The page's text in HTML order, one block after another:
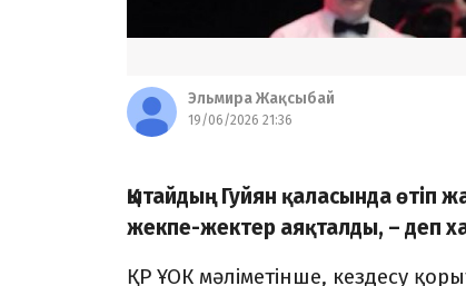
Эльмира Жақсыбай
19/06/2026 21:36
Қытайдың Гуйян қаласында өтіп
жекпе-жектер аяқталды, – деп
ҚР ҰОК мәліметінше, кездесу